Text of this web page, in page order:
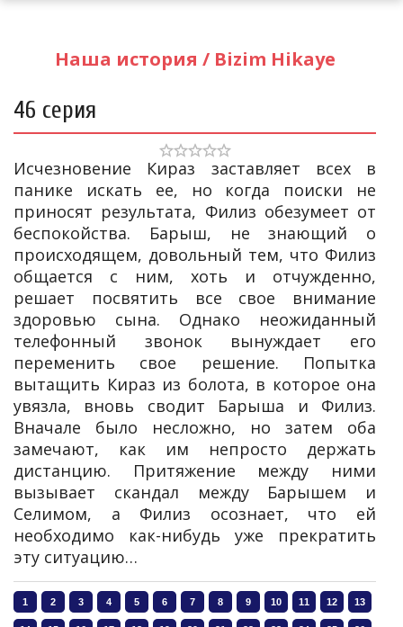
Наша история / Bizim Hikaye
46 серия
Исчезновение Кираз заставляет всех в
панике искать ее, но когда поиски не
приносят результата, Филиз обезумеет от
беспокойства. Барыш, не знающий о
происходящем, довольный тем, что Филиз
общается с ним, хоть и отчужденно,
решает посвятить все свое внимание
здоровью сына. Однако неожиданный
телефонный звонок вынуждает его
переменить свое решение. Попытка
вытащить Кираз из болота, в которое она
увязла, вновь сводит Барыша и Филиз.
Вначале было несложно, но затем оба
замечают, как им непросто держать
дистанцию. Притяжение между ними
вызывает скандал между Барышем и
Селимом, а Филиз осознает, что ей
необходимо как-нибудь уже прекратить
эту ситуацию…